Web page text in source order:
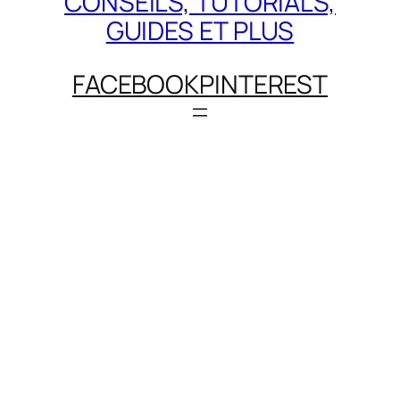
GUIDES ET PLUS
FACEBOOKPINTEREST